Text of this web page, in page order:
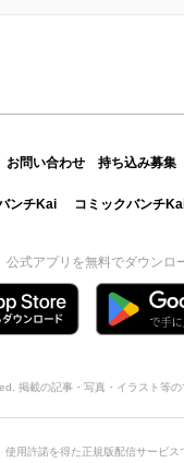
お問い合わせ 持ち込み募集
ンチKai コミックバンチ
公式アプリを無料でダウンロ
掲載の記事・写真・イラスト等の
使用許諾を得た正規版配信サービス